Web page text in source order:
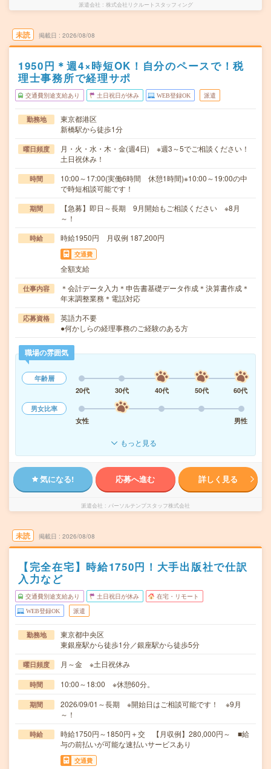
派遣会社 株式会社リクルートスタッフィング
未読 掲載日 2026/08/08
1950円＊週4×時短OK！自分のペースで！税
理士事務所で経理サポ
交通費別途支給あり 土日祝日が休み WEB登録OK 派遣
勤務地
東京都港区
新橋駅から徒歩1分
曜日頻度
月・火・水・木・金(週4日) ※週3～5でご相談ください！
土日祝休み！
時間
10:00～17:00(実働6時間 休憩1時間)※10:00～19:00の中
で時短相談可能です！
期間
【急募】即日～長期 9月開始もご相談ください ※8月
～！
時給 時給1950円 月収例 187,200円
交通費
全額支給
仕事内容
＊会計データ入力＊申告書基礎データ作成＊決算書作成＊
年末調整業務＊電話対応
応募資格
英語力不要
●何かしらの経理事務のご経験のある方
職場の雰囲気
年齢層
20代
30代 40代 50代
60代
男女比率
女性
男性
もっと見る
気になる! 応募へ進む 詳しく見る
派遣会社 パーソルテンプスタッフ株式会社
未読 掲載日 2026/08/08
【完全在宅】時給1750円！大手出版社で仕訳
入力など
交通費別途支給あり 土日祝日が休み 在宅・リモート
WEB登録OK 派遣
勤務地
東京都中央区
東銀座駅から徒歩1分／銀座駅から徒歩5分
曜日頻度 月～金 ※土日祝休み
時間 10:00～18:00 ※休憩60分。
期間
2026/09/01～長期 ※開始日はご相談可能です！ ※9月
～！
時給
時給1750円～1850円＋交 【月収例】280,000円～ ■給
与の前払いが可能な速払いサービスあり
交通費